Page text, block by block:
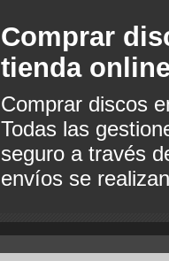
Comprar
tienda
Comprar discos
Todas las
seguro a través
envíos se